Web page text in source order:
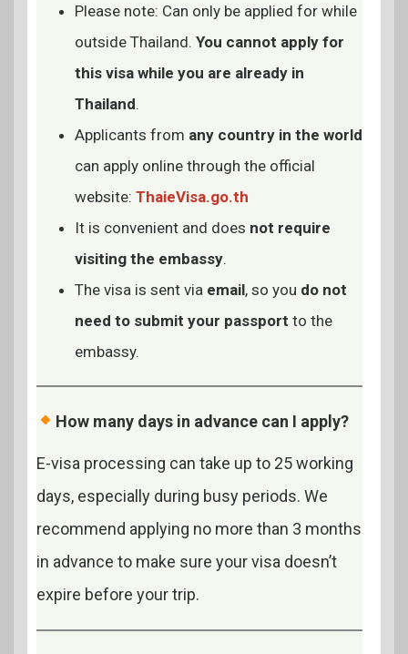
Please note: Can only be applied for while
outside Thailand. You cannot apply for
this visa while you are already in
Thailand.
Applicants from any country in the world
can apply online through the official
website: ThaieVisa.go.th
It is convenient and does not require
visiting the embassy.
The visa is sent via email, so you do not
need to submit your passport to the
embassy.
How many days in advance can I apply?
E-visa processing can take up to 25 working
days, especially during busy periods. We
recommend applying no more than 3 months
in advance to make sure your visa doesn’t
expire before your trip.